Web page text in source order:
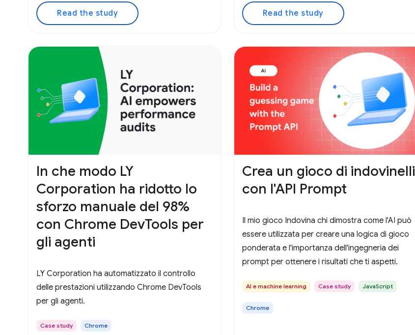
Read the study Read the study
In che modo LY
Corporation ha ridotto lo
sforzo manuale del 98%
con Chrome DevTools per
gli agenti
LY Corporation ha automatizzato il controllo
delle prestazioni utilizzando Chrome DevTools
per gli agenti.
Case study Chrome
Crea un gioco di indovinelli
con l'API Prompt
Il mio gioco Indovina chi dimostra come l'AI può
essere utilizzata per creare una logica di gioco
ponderata e l'importanza dell'ingegneria dei
prompt per ottenere i risultati che ti aspetti.
AI e machine learning Case study JavaScript
Chrome